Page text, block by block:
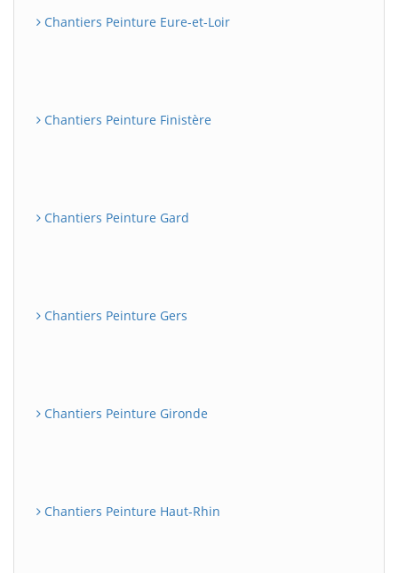
Chantiers Peinture Eure-et-Loir
Chantiers Peinture Finistère
Chantiers Peinture Gard
Chantiers Peinture Gers
Chantiers Peinture Gironde
Chantiers Peinture Haut-Rhin